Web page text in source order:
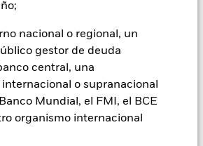
nacional o regional, un
gestor de deuda
central, una
o supranacional
Mundial, el FMI, el BCE
organismo internacional
garantizados. Es posible que los
de activos y los bonos de titulización
a riesgos similares a los que se
de renta fija. Estos instrumentos
“riesgo de liquidez”, tener niveles
y pueden no reflejar plenamente
subyacentes. Los cambios en los tipos
crédito y/o los incumplimientos de los
significativo en el